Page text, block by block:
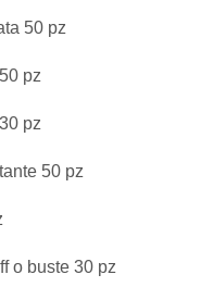
50 pz
pz
pz
50 pz
o buste 30 pz